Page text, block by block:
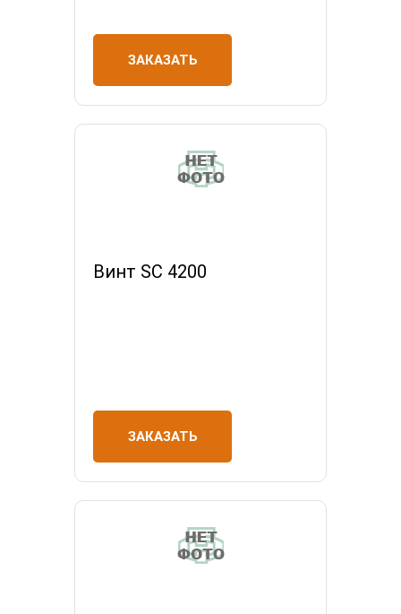
ЗАКАЗАТЬ
Винт SC 4200
ЗАКАЗАТЬ